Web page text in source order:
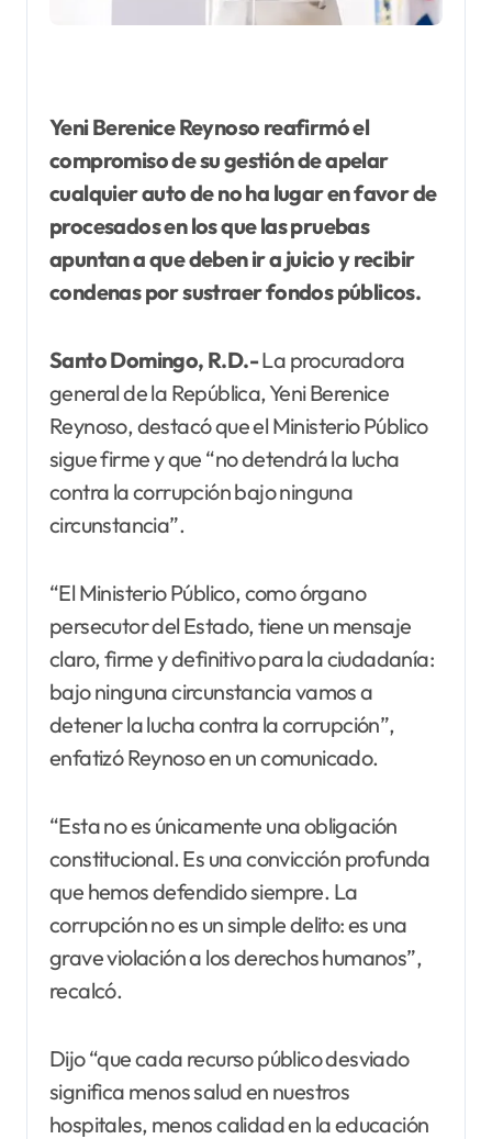
Yeni Berenice Reynoso reafirmó el
compromiso de su gestión de apelar
cualquier auto de no ha lugar en favor de
procesados en los que las pruebas
apuntan a que deben ir a juicio y recibir
condenas por sustraer fondos públicos.
Santo Domingo, R.D.-La procuradora
general de la República, Yeni Berenice
Reynoso, destacó que el Ministerio Público
sigue firme y que “no detendrá la lucha
contra la corrupción bajo ninguna
circunstancia”.
“El Ministerio Público, como órgano
persecutor del Estado, tiene un mensaje
claro, firme y definitivo para la ciudadanía:
bajo ninguna circunstancia vamos a
detener la lucha contra la corrupción”,
enfatizó Reynoso en un comunicado.
“Esta no es únicamente una obligación
constitucional. Es una convicción profunda
que hemos defendido siempre. La
corrupción no es un simple delito: es una
grave violación a los derechos humanos”,
recalcó.
Dijo “que cada recurso público desviado
significa menos salud en nuestros
hospitales, menos calidad en la educación